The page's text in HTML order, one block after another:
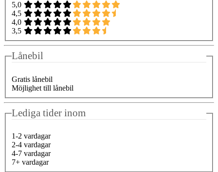
5,0
4,5
4,0
3,5
Lånebil
Gratis lånebil
Möjlighet till lånebil
Lediga tider inom
1-2 vardagar
2-4 vardagar
4-7 vardagar
7+ vardagar